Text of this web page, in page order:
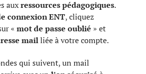
auxressources pédagogiques.
connexion ENT, cliquez
« mot de passe oublié » et
mailliée à votre compte.
qui suivent, un mail